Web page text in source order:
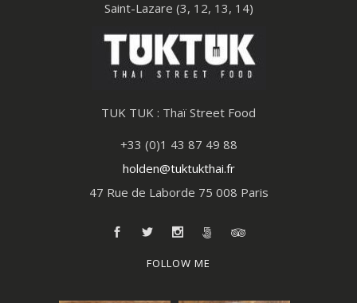
Saint-Lazare (3, 12, 13, 14)
TUK TUK : Thaï Street Food
+33 (0)1 43 87 49 88
holden@tuktukthai.fr
47 Rue de Laborde 75 008 Paris
FOLLOW ME